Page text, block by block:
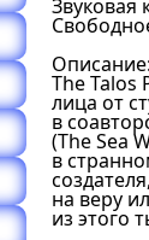
Звуковая
Описание:
The Talos
лица от
в
(The Sea
в
на веру
из этого